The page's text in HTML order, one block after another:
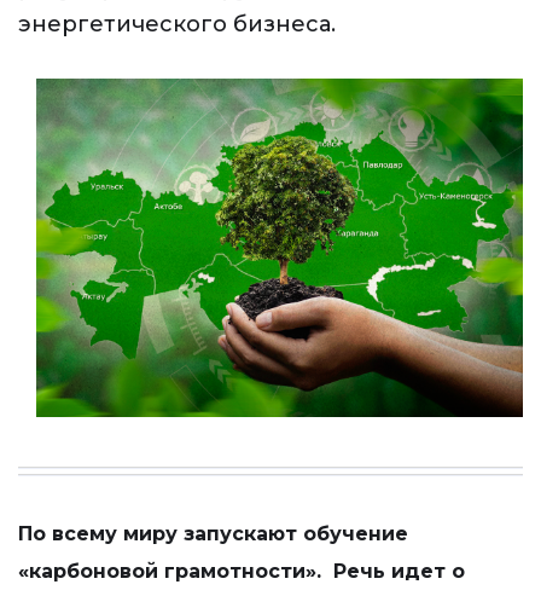
энергетического бизнеса.
По всему миру запускают обучение
«карбоновой грамотности». Речь идет о